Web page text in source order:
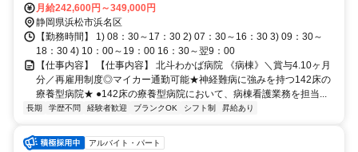
月給242,600円～349,000円
静岡県浜松市浜名区
【勤務時間】 1) 08：30～17：30 2) 07：30～16：30 3) 09：30～
18：30 4) 10：00～19：00 16：30～翌9：00
【仕事内容】 【仕事内容】 北斗わかば病院 《病棟》＼賞与4.10ヶ月
分／再雇用制度◎マイカー通勤可能★神経難病に強みを持つ142床の
療養型病院★ ●142床の療養型病院において、病棟看護業務を担当...
長期 学歴不問 経験者歓迎 ブランクOK シフト制 昇給あり
アルバイト・パート